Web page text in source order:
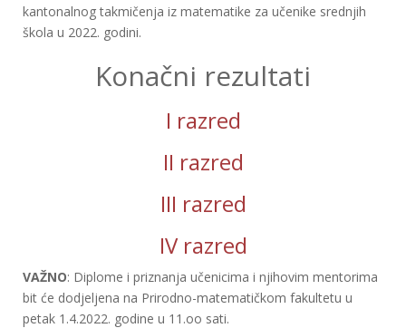
kantonalnog takmičenja iz matematike za učenike srednjih
škola u 2022. godini.
Konačni rezultati
I razred
II razred
III razred
IV razred
VAŽNO: Diplome i priznanja učenicima i njihovim mentorima
bit će dodjeljena na Prirodno-matematičkom fakultetu u
petak 1.4.2022. godine u 11.oo sati.